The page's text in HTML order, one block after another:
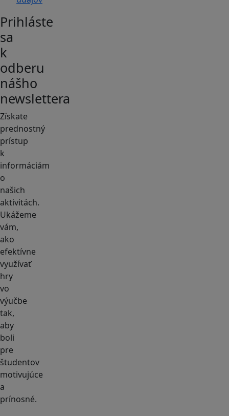
Prihláste
sa
k
odberu
nášho
newslettera
Získate
prednostný
prístup
k
informáciám
o
našich
aktivitách.
Ukážeme
vám,
ako
efektívne
využívať
hry
vo
výučbe
tak,
aby
boli
pre
študentov
motivujúce
a
prínosné.